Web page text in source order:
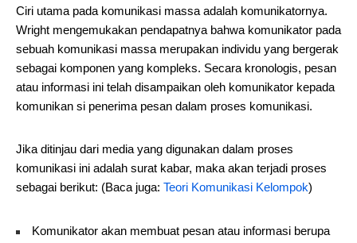
Ciri utama pada komunikasi massa adalah komunikatornya.
Wright mengemukakan pendapatnya bahwa komunikator pada
sebuah komunikasi massa merupakan individu yang bergerak
sebagai komponen yang kompleks. Secara kronologis, pesan
atau informasi ini telah disampaikan oleh komunikator kepada
komunikan si penerima pesan dalam proses komunikasi.
Jika ditinjau dari media yang digunakan dalam proses
komunikasi ini adalah surat kabar, maka akan terjadi proses
sebagai berikut: (Baca juga: Teori Komunikasi Kelompok)
Komunikator akan membuat pesan atau informasi berupa